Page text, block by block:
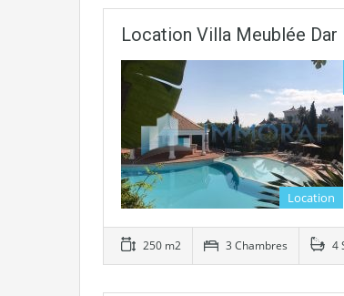
Location Villa Meublée Dar
Location
250 m2 3 Chambres 4